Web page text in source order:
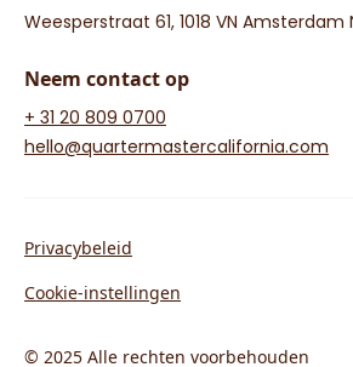
Weesperstraat 61, 1018 VN Amsterdam
Neem contact op
+ 31 20 809 0700
hello@quartermastercalifornia.com
© 2025 Alle rechten voorbehouden
Privacybeleid
Cookie-instellingen